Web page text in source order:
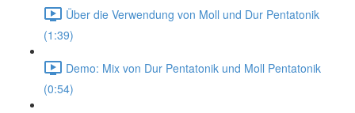
Über die Verwendung von Moll und Dur Pentatonik
(1:39)
Demo: Mix von Dur Pentatonik und Moll Pentatonik
(0:54)